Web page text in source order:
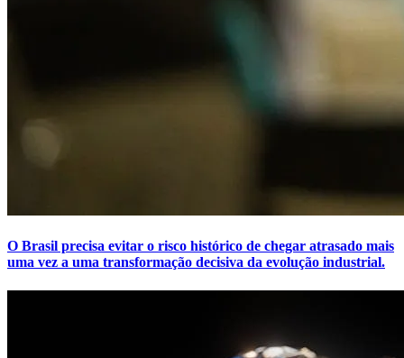
O Brasil precisa evitar o risco histórico de chegar atrasado mais
uma vez a uma transformação decisiva da evolução industrial.